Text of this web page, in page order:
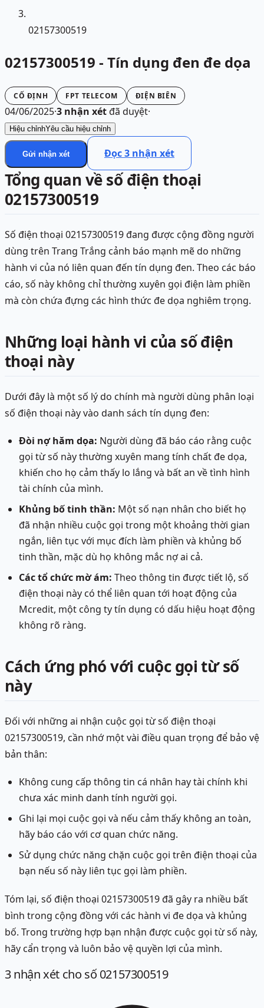
02157300519
02157300519 - Tín dụng đen đe dọa
CỐ ĐỊNH FPT TELECOM ĐIỆN BIÊN
04/06/2025·3 nhận xétđã duyệt·
Hiệu chỉnhYêu cầu hiệu chỉnh
Gửi nhận xét Đọc3 nhận xét
Tổng quan về số điện thoại
02157300519
Số điện thoại 02157300519 đang được cộng đồng người
dùng trên Trang Trắng cảnh báo mạnh mẽ do những
hành vi của nó liên quan đến tín dụng đen. Theo các báo
cáo, số này không chỉ thường xuyên gọi điện làm phiền
mà còn chứa đựng các hình thức đe dọa nghiêm trọng.
Những loại hành vi của số điện
thoại này
Dưới đây là một số lý do chính mà người dùng phân loại
số điện thoại này vào danh sách tín dụng đen:
Đòi nợ hăm dọa: Người dùng đã báo cáo rằng cuộc
gọi từ số này thường xuyên mang tính chất đe dọa,
khiến cho họ cảm thấy lo lắng và bất an về tình hình
tài chính của mình.
Khủng bố tinh thần: Một số nạn nhân cho biết họ
đã nhận nhiều cuộc gọi trong một khoảng thời gian
ngắn, liên tục với mục đích làm phiền và khủng bố
tinh thần, mặc dù họ không mắc nợ ai cả.
Các tổ chức mờ ám: Theo thông tin được tiết lộ, số
điện thoại này có thể liên quan tới hoạt động của
Mcredit, một công ty tín dụng có dấu hiệu hoạt động
không rõ ràng.
Cách ứng phó với cuộc gọi từ số
này
Đối với những ai nhận cuộc gọi từ số điện thoại
02157300519, cần nhớ một vài điều quan trọng để bảo vệ
bản thân:
Không cung cấp thông tin cá nhân hay tài chính khi
chưa xác minh danh tính người gọi.
Ghi lại mọi cuộc gọi và nếu cảm thấy không an toàn,
hãy báo cáo với cơ quan chức năng.
Sử dụng chức năng chặn cuộc gọi trên điện thoại của
bạn nếu số này liên tục gọi làm phiền.
Tóm lại, số điện thoại 02157300519 đã gây ra nhiều bất
bình trong cộng đồng với các hành vi đe dọa và khủng
bố. Trong trường hợp bạn nhận được cuộc gọi từ số này,
hãy cẩn trọng và luôn bảo vệ quyền lợi của mình.
3nhận xét cho số 02157300519